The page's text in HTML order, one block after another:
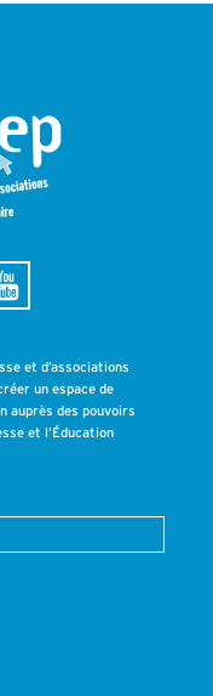
et d’associations
un espace de
auprès des pouvoirs
et l’Éducation